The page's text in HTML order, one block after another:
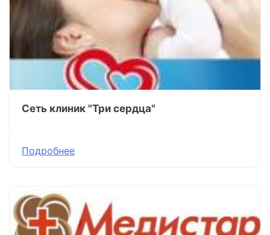
Сеть клиник "Три сердца"
Подробнее